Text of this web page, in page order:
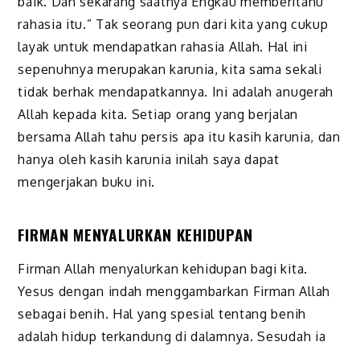
rahasia itu.” Tak seorang pun dari kita yang cukup
layak untuk mendapatkan rahasia Allah. Hal ini
sepenuhnya merupakan karunia, kita sama sekali
tidak berhak mendapatkannya. Ini adalah anugerah
Allah kepada kita. Setiap orang yang berjalan
bersama Allah tahu persis apa itu kasih karunia, dan
hanya oleh kasih karunia inilah saya dapat
mengerjakan buku ini.
FIRMAN MENYALURKAN KEHIDUPAN
Firman Allah menyalurkan kehidupan bagi kita.
Yesus dengan indah menggambarkan Firman Allah
sebagai benih. Hal yang spesial tentang benih
adalah hidup terkandung di dalamnya. Sesudah ia